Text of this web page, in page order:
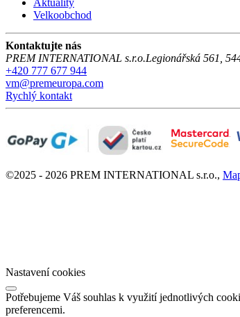
Aktuality
Velkoobchod
Kontaktujte nás
PREM INTERNATIONAL s.r.o.Legionářská 561
+420 777 677 944
vm@premeuropa.com
Rychlý kontakt
©2025 - 2026 PREM INTERNATIONAL s.r.o.,
Nastavení cookies
Potřebujeme Váš souhlas k využití jednotlivých
preferencemi.